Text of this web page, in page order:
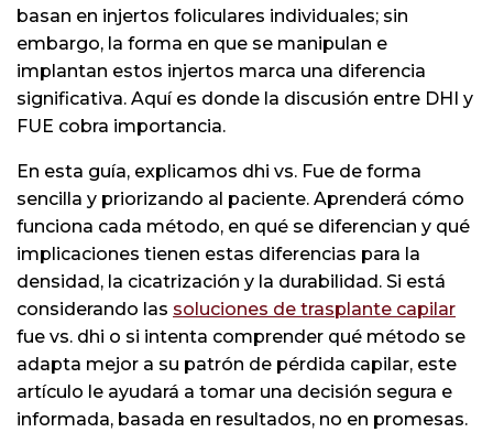
en
basan en injertos foliculares individuales; sin
embargo, la forma en que se manipulan e
implantan estos injertos marca una diferencia
significativa. Aquí es donde la discusión entre DHI y
FUE cobra importancia.
En esta guía, explicamos dhi vs. Fue de forma
sencilla y priorizando al paciente. Aprenderá cómo
funciona cada método, en qué se diferencian y qué
implicaciones tienen estas diferencias para la
densidad, la cicatrización y la durabilidad. Si está
considerando las soluciones de trasplante capilar
fue vs. dhi o si intenta comprender qué método se
adapta mejor a su patrón de pérdida capilar, este
artículo le ayudará a tomar una decisión segura e
informada, basada en resultados, no en promesas.